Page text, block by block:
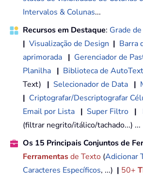
Intervalos & Colunas...
Recursos em Destaque: Grade
| Visualização de Design | Barra
aprimorada | Gerenciador de
Planilha | Biblioteca de
Text) | Selecionador de Data |
| Criptografar/Descriptografar
Email por Lista | Super Filtro |
(filtrar negrito/itálico/tachado...) ...
Os 15 Principais Conjuntos de
Ferramentasde Texto (Adicionar
Caracteres Específicos, ...) | 50+